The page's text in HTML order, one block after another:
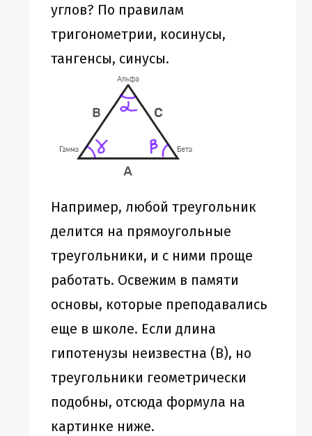
углов? По правилам
тригонометрии, косинусы,
тангенсы, синусы.
Например, любой треугольник
делится на прямоугольные
треугольники, и с ними проще
работать. Освежим в памяти
основы, которые преподавались
еще в школе. Если длина
гипотенузы неизвестна (B), но
треугольники геометрически
подобны, отсюда формула на
картинке ниже.